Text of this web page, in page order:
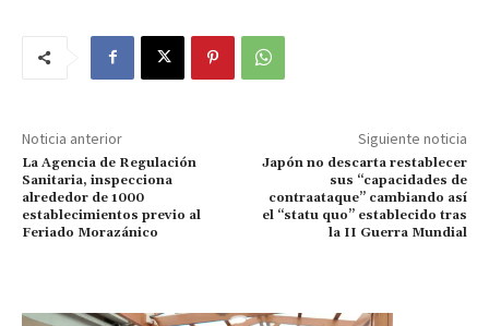
Noticia anterior
La Agencia de Regulación
Sanitaria, inspecciona
alrededor de 1000
establecimientos previo al
Feriado Morazánico
Siguiente noticia
Japón no descarta restablecer
sus “capacidades de
contraataque” cambiando así
el “statu quo” establecido tras
la II Guerra Mundial